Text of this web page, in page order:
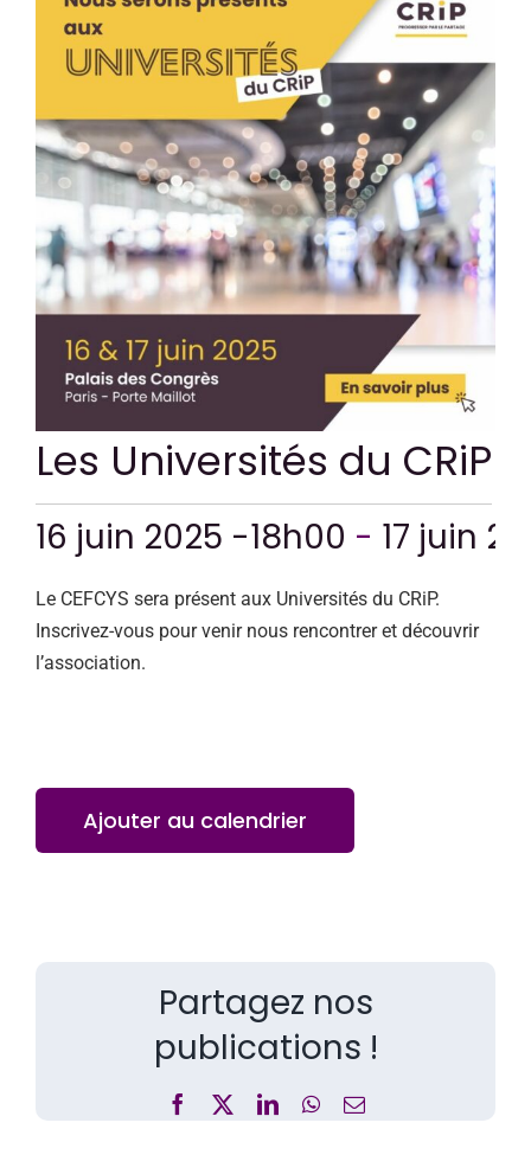
CONTACT
Les Universités du CRiP
16 juin 2025 -18h00 - 17 juin
Le CEFCYS sera présent aux Universités du CRiP.
Inscrivez-vous pour venir nous rencontrer et découvrir
l’association.
Ajouter au calendrier
Partagez nos
publications !
Facebook LinkedInWhatsApp
Email